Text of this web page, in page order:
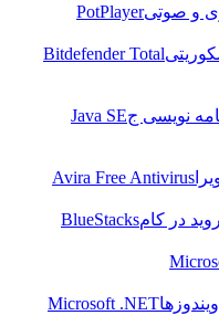
PotPlayer
Bitdefender
ج Java SE
Avira Free
BlueStacks
Microsoft